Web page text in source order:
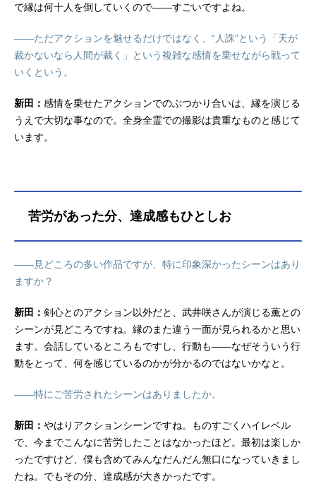
で縁は何十人を倒していくので——すごいですよね。
——ただアクションを魅せるだけではなく、“人誅”という「天が
裁かないなら人間が裁く」という複雑な感情を乗せながら戦って
いくという。
新田： 感情を乗せたアクションでのぶつかり合いは、縁を演じる
うえで大切な事なので。全身全霊での撮影は貴重なものと感じて
います。
苦労があった分、達成感もひとしお
——見どころの多い作品ですが、特に印象深かったシーンはあり
ますか？
新田： 剣心とのアクション以外だと、武井咲さんが演じる薫との
シーンが見どころですね。縁のまた違う一面が見られるかと思い
ます。会話しているところもですし、行動も——なぜそういう行
動をとって、何を感じているのかが分かるのではないかなと。
——特にご苦労されたシーンはありましたか。
新田： やはりアクションシーンですね。ものすごくハイレベル
で、今までこんなに苦労したことはなかったほど。最初は楽しか
ったですけど、僕も含めてみんなだんだん無口になっていきまし
たね。でもその分、達成感が大きかったです。